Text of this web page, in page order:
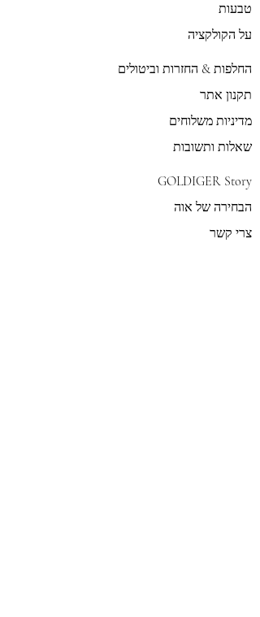
טבעות
על הקולקציה
החלפות & החזרות וביטולים
תקנון אתר
מדיניות משלוחים
שאלות ותשובות
GOLDIGER Story
הבחירה של אוה
צרי קשר